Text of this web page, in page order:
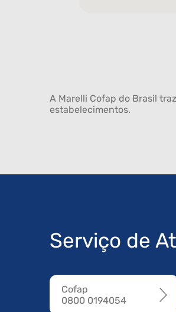
A Marelli Cofap do Brasil
estabelecimentos.
Serviço de
Cofap
0800 0194054